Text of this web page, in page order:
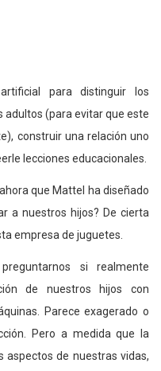
para distinguir los
adultos (para evitar que este
construir una relación uno
lecciones educacionales.
que Mattel ha diseñado
a nuestros hijos? De cierta
empresa de juguetes.
si realmente
de nuestros hijos con
Parece exagerado o
Pero a medida que la
aspectos de nuestras vidas,